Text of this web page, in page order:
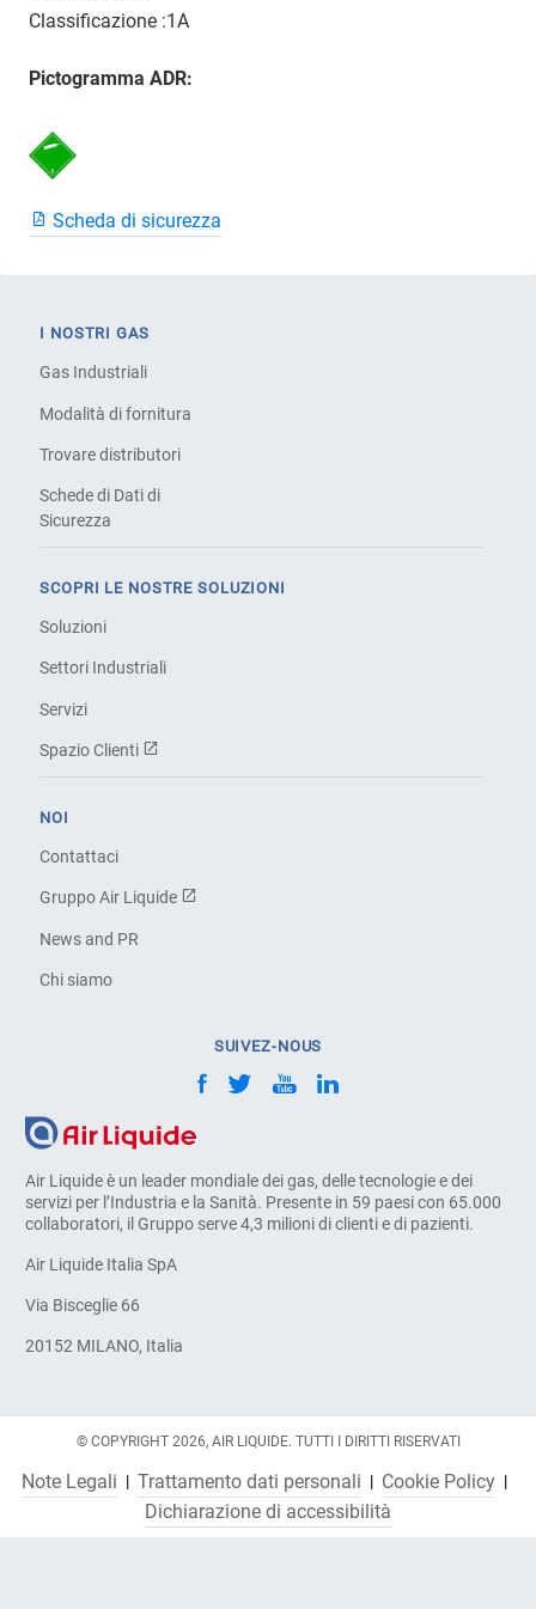
Classificazione :1A
Pictogramma ADR:
Scheda di sicurezza
Air Liquide è un leader mondiale dei gas, delle tecnologie e dei
servizi per l’Industria e la Sanità. Presente in 59 paesi con 65.000
collaboratori, il Gruppo serve 4,3 milioni di clienti e di pazienti.
Air Liquide Italia SpA
Via Bisceglie 66
20152 MILANO, Italia
I NOSTRI GAS
Gas Industriali
Modalità di fornitura
Trovare distributori
Schede di Dati di
Sicurezza
SCOPRI LE NOSTRE SOLUZIONI
Soluzioni
Settori Industriali
Servizi
Spazio Clienti
NOI
Contattaci
Gruppo Air Liquide
News and PR
Chi siamo
SUIVEZ-NOUS
© COPYRIGHT 2026, AIR LIQUIDE. TUTTI I DIRITTI RISERVATI
Note Legali Trattamento dati personali
Cookie Policy
Dichiarazione di accessibilità